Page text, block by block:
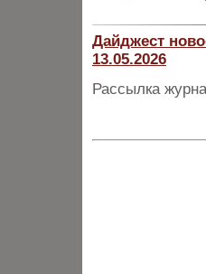
Дайджест
13.05.2026
Рассылка